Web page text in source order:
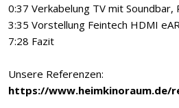
0:37 Verkabelung TV mit
3:35 Vorstellung Feintech HDMI
7:28 Fazit
Unsere Referenzen:
https://www.heimkinoraum.de/